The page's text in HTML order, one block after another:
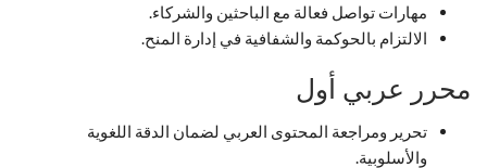
مهارات تواصل فعالة مع الباحثين والشركاء.
الالتزام بالحوكمة والشفافية في إدارة المنح.
محرر عربي أول
تحرير ومراجعة المحتوى العربي لضمان الدقة اللغوية
والأسلوبية.